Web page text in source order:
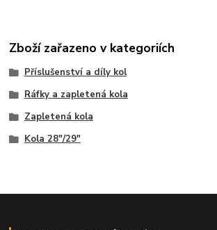
Zboží zařazeno v kategoriích
Příslušenství a díly kol
Ráfky a zapletená kola
Zapletená kola
Kola 28"/29"